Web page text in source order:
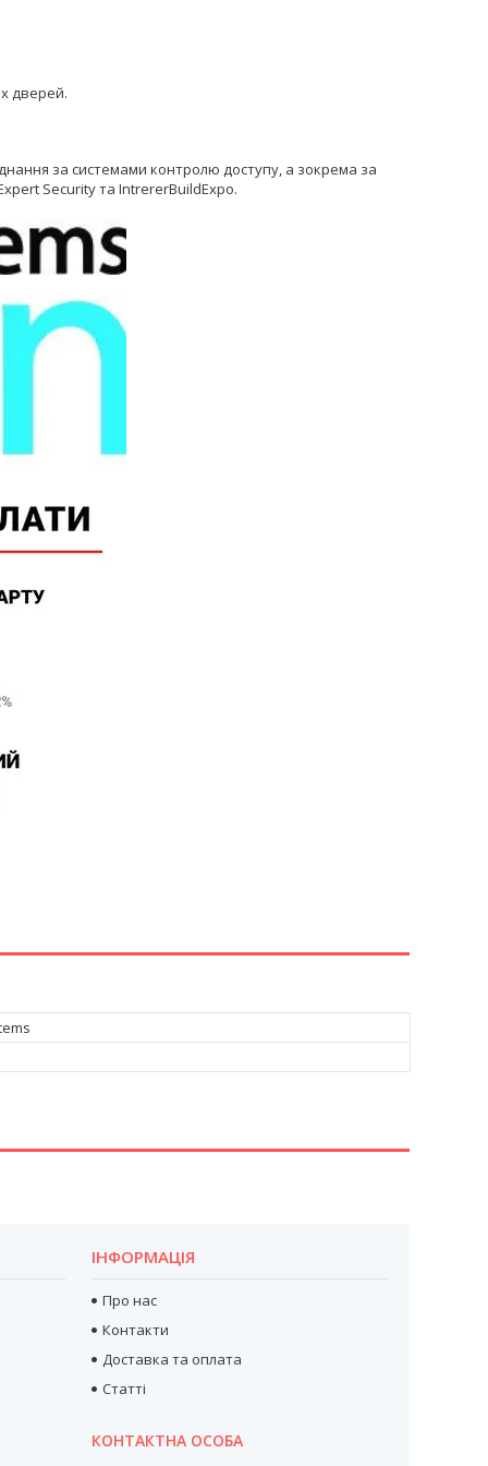
дверей.
за системами контролю доступу, а зокрема за
Security та IntrererBuildExpo.
ІНФОРМАЦІЯ
Про нас
Контакти
Доставка та оплата
Статті